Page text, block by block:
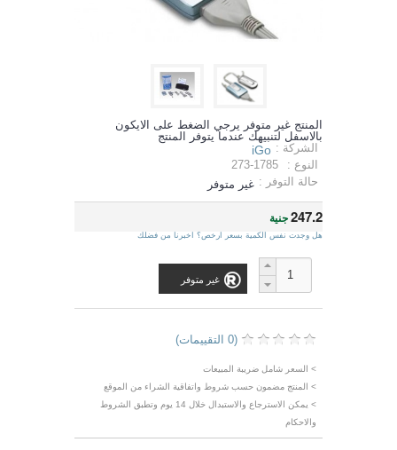
المنتج غير متوفر يرجي الضغط على الايكون
بالاسفل لتنبيهك عندما يتوفر المنتج
الشركة : iGo
النوع :
273-1785
حالة التوفر : غير متوفر
247.2جنية
هل وجدت نفس الكمية بسعر ارخص؟ اخبرنا من فضلك
غير متوفر
(0 التقييمات)
> السعر شامل ضريبة المبيعات
> المنتج مضمون حسب شروط واتفاقية الشراء من الموقع
> يمكن الاسترجاع والاستبدال خلال 14 يوم وتطبق الشروط
والاحكام